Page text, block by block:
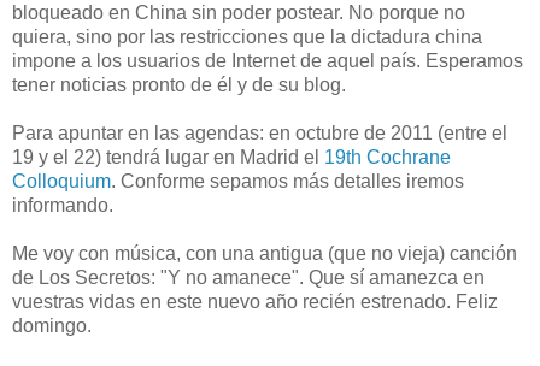
bloqueado en China sin poder postear. No porque no
quiera, sino por las restricciones que la dictadura china
impone a los usuarios de Internet de aquel país. Esperamos
tener noticias pronto de él y de su blog.
Para apuntar en las agendas: en octubre de 2011 (entre el
19 y el 22) tendrá lugar en Madrid el 19th Cochrane
Colloquium. Conforme sepamos más detalles iremos
informando.
Me voy con música, con una antigua (que no vieja) canción
de Los Secretos: "Y no amanece". Que sí amanezca en
vuestras vidas en este nuevo año recién estrenado. Feliz
domingo.